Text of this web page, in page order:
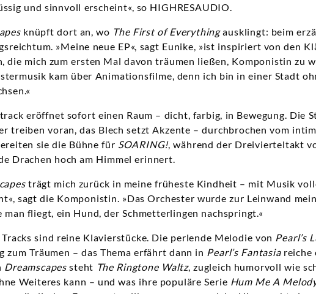
und sinnvoll erscheint«, so HIGHRESAUDIO.
knüpft dort an, wo The First of Everythingausklingt: beim
»Meine neue EP«, sagt Eunike, »ist inspiriert von den
die mich zum ersten Mal davon träumen ließen, Komponistin zu
kam über Animationsfilme, denn ich bin in einer Stadt
eröffnet sofort einen Raum – dicht, farbig, in Bewegung. Die
treiben voran, das Blech setzt Akzente – durchbrochen vom
sie die Bühne für SOARING!, während der Dreivierteltakt
Drachen hoch am Himmel erinnert.
trägt mich zurück in meine früheste Kindheit – mit Musik
sagt die Komponistin. »Das Orchester wurde zur Leinwand
man fliegt, ein Hund, der Schmetterlingen nachspringt.«
sind reine Klavierstücke. Die perlende Melodie von Pearl’s
zum Träumen – das Thema erfährt dann in Pearl’s Fantasiareiche
Dreamscapessteht The Ringtone Waltz, zugleich humorvoll wie
Weiteres kann – und was ihre populäre Serie Hum Me A